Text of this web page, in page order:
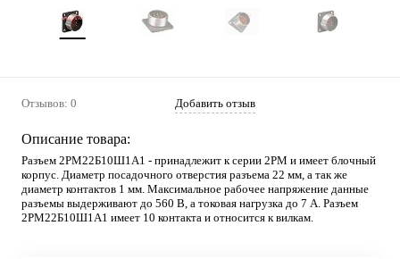
Отзывов: 0 Добавить отзыв
Описание товара:
Разъем 2РМ22Б10Ш1А1 - принадлежит к серии 2РМ и имеет блочный
корпус. Диаметр посадочного отверстия разъема 22 мм, а так же
диаметр контактов 1 мм. Максимальное рабочее напряжение данные
разъемы выдерживают до 560 В, а токовая нагрузка до 7 А. Разъем
2РМ22Б10Ш1А1 имеет 10 контакта и относится к вилкам.